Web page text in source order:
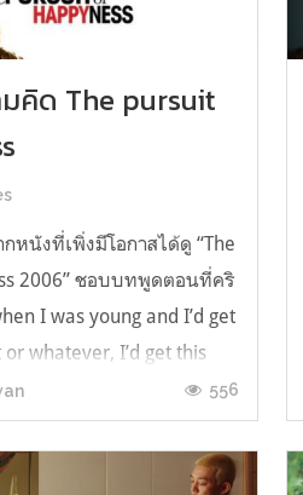
คิด The pursuit
หนังที่เพิ่งมีโอกาสได้ดู “The
2006” ชอบบทพูดตอนที่คริ
I was young and I’d get
whatever, I’d get this
the things that I could
became any of them.”
ได้เอวิช...
556